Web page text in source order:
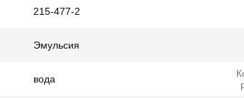
215-477-2
Эмульсия
вода